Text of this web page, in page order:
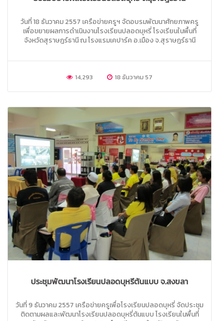
วันที่ 18 ธันวาคม 2557 เครือข่ายครูฯ จัดอบรมพัฒนาศักยภาพครู
เพื่อขยายผลการดำเนินงานโรงเรียนปลอดบุหรี่ โรงเรียนในพื้นที่
จังหวัดสุราษฎร์ธานี ณ โรงแรมเคปาร์ค อ.เมือง จ.สุราษฎร์ธานี
14,293 18 ธันวาคม 57
ประชุมพัฒนาโรงเรียนปลอดบุหรี่ต้นแบบ จ.สงขลา
วันที่ 9 ธันวาคม 2557 เครือข่ายครูเพื่อโรงเรียนปลอดบุหรี่ จัดประชุม
ติดตามผลและพัฒนาโรงเรียนปลอดบุหรี่ต้นแบบ โรงเรียนในพื้นที่